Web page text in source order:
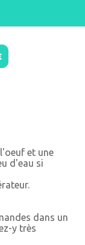
et une
d'eau si
dans un
y très